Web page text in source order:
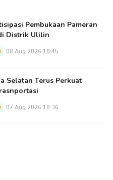
Pembukaan Pameran
Distrik Ulilin
08 Aug 2026 18:45
Selatan Terus Perkuat
07 Aug 2026 18:36